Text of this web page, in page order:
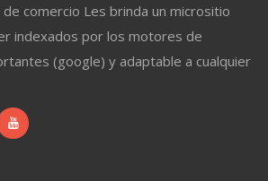
comercio Les brinda un micrositio
indexados por los motores de
(google) y adaptable a cualquier